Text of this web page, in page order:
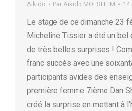
Aikido Par Aïkido MOLSHEIM 14
Le stage de ce dimanche 23
Micheline Tissier a été un bel
de très belles surprises !
franc succès avec une
participants avides des
première femme 7ième Dan
créé la surprise en mettant à